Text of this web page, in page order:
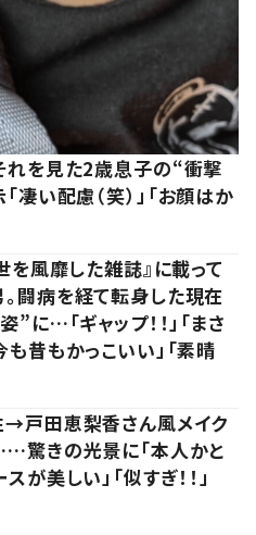
れを見た2歳息子の“衝撃
い配慮（笑）」「お顔はか
を風靡した雑誌』に載って
闘病を経て転身した現在
に…「ギャップ！！」「まさ
も昔もかっこいい」「素晴
→戸田恵梨香さん風メイク
驚きの光景に「本人かと
が美しい」「似すぎ！！」